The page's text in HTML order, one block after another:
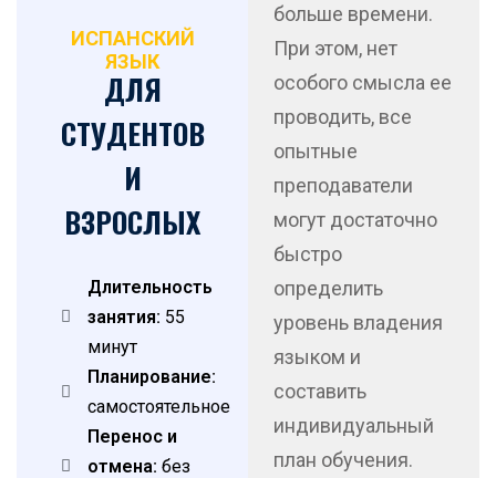
ИСПАНСКИЙ
ЯЗЫК
ДЛЯ
СТУДЕНТОВ
И
ВЗРОСЛЫХ
Длительность
занятия: 55
минут
Планирование:
самостоятельное
Перенос и
отмена: без
больше времени.
При этом, нет
особого смысла ее
проводить, все
опытные
преподаватели
могут достаточно
быстро
определить
уровень владения
языком и
составить
индивидуальный
план обучения.